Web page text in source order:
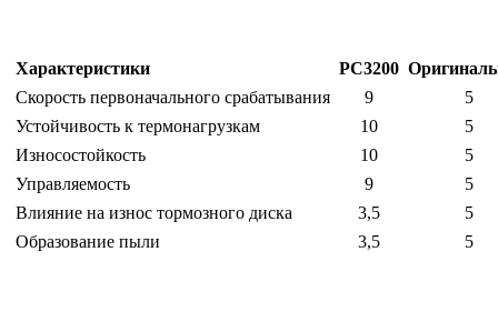
Характеристики PC3200
Скорость первоначального срабатывания
9
5
Устойчивость к термонагрузкам
10
5
Износостойкость
10
5
Управляемость
9
5
Влияние на износ тормозного диска
3,5
5
Образование пыли
3,5 5